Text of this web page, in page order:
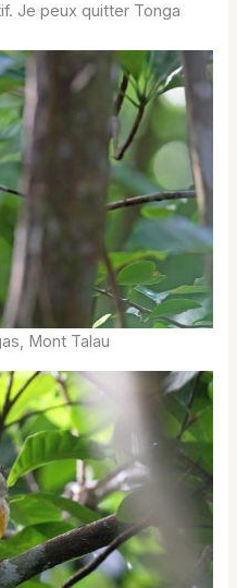
Je peux quitter Tonga
Mont Talau